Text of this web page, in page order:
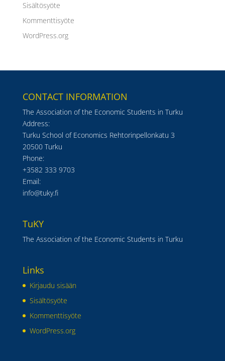
Sisältösyöte
Kommenttisyöte
WordPress.org
CONTACT INFORMATION
The Association of the Economic Students in Turku
Address:
Turku School of Economics Rehtorinpellonkatu 3
20500 Turku
Phone:
+3582 333 9703
Email:
info@tuky.fi
TuKY
The Association of the Economic Students in Turku
Links
Kirjaudu sisään
Sisältösyöte
Kommenttisyöte
WordPress.org